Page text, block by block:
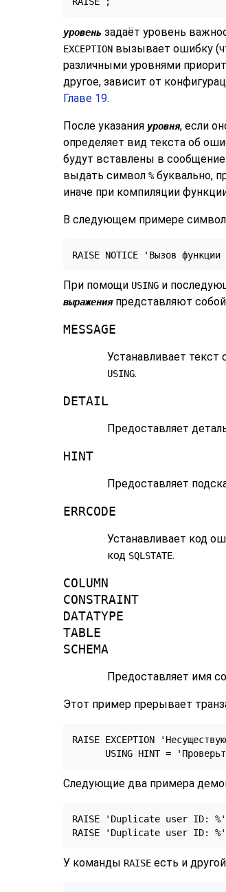
уровень задаёт уровень
EXCEPTION вызывает ошибку
различными уровнями
другое, зависит от
Главе 19.
После указания уровня, если
определяет вид текста об
будут вставлены в
выдать символ %буквально,
иначе при компиляции
В следующем примере символ
RAISE NOTICE 'Вызов
При помощи USING и
выраженияпредставляют
MESSAGE
Устанавливает
USING.
DETAIL
Предоставляет
HINT
Предоставляет
ERRCODE
Устанавливает код
код SQLSTATE.
COLUMN
CONSTRAINT
DATATYPE
TABLE
SCHEMA
Предоставляет имя
Этот пример прерывает
RAISE EXCEPTION
USING HINT =
Следующие два примера
RAISE 'Duplicate user ID:
RAISE 'Duplicate user ID: %',
У команды RAISE есть и